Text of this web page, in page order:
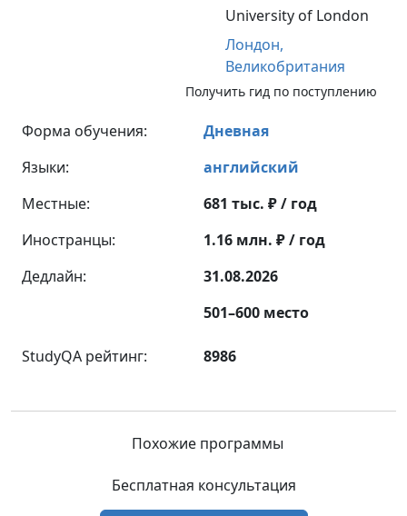
University of London
Лондон,
Великобритания
Получить гид по поступлению
Форма обучения:
Дневная
Языки:
английский
Местные:
681 тыс. ₽ / год
Иностранцы:
1.16 млн. ₽ / год
Дедлайн:
31.08.2026
501–600 место
StudyQA рейтинг: 8986
Похожие программы
Бесплатная консультация